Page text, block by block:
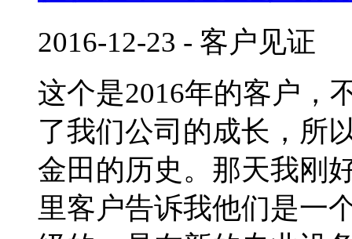
2016-12-23 - 客户见证
这个是2016年的客户，
了我们公司的成长，所
金田的历史。那天我刚
里客户告诉我他们是一